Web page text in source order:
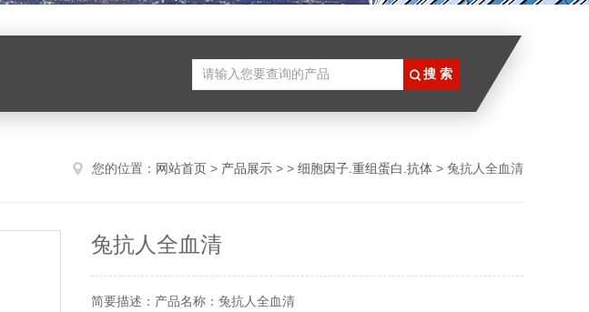
您的位置： 网站首页 > 产品展示 > > 细胞因子.重组蛋白.抗体 > 兔抗人全血清
兔抗人全血清
简要描述：产品名称：兔抗人全血清